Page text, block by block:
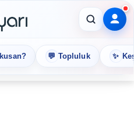
💬 Topluluk ✨